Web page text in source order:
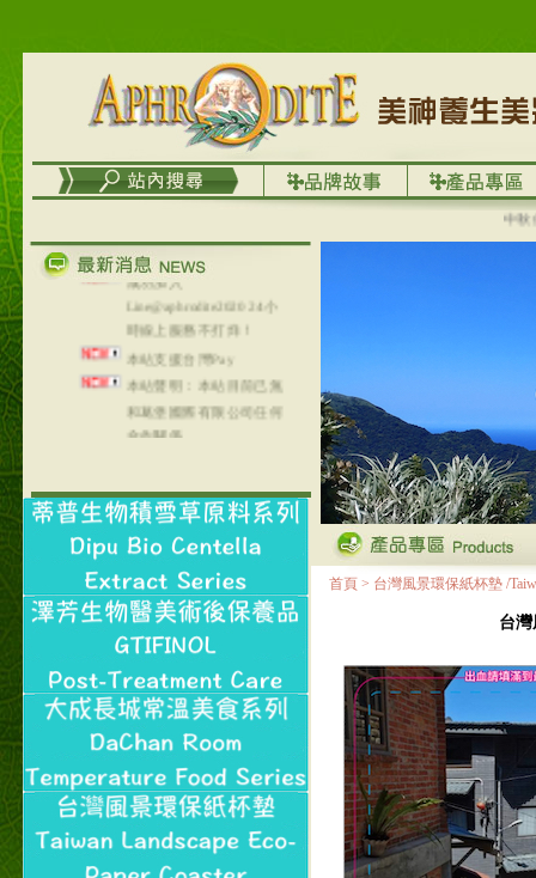
中秋優選
列，可以郵寄至部分亞太
在外租屋者、居住處無管
理員、不方便在工作地點
取件者，歡迎多多使用
【郵局i郵箱】的服務喔～
【i郵箱】設立的地點，請
成功加入
Line@aphrodite2020 24小
時線上服務不打烊！
本站支援台灣Pay
本站聲明：本站目前已無
和葛堡國際有限公司任何
合作關係
本站支援支付宝
NT$320(RMB￥71.00)
首頁 > 台灣風景環保紙杯墊 /
台灣